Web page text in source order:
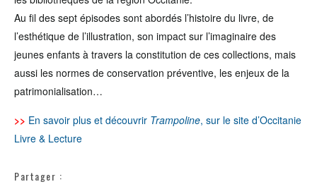
Au fil des sept épisodes sont abordés l’histoire du livre, de
l’esthétique de l’illustration, son impact sur l’imaginaire des
jeunes enfants à travers la constitution de ces collections, mais
aussi les normes de conservation préventive, les enjeux de la
patrimonialisation…
>> En savoir plus et découvrir Trampoline, sur le site d’Occitanie
Livre & Lecture
Partager :